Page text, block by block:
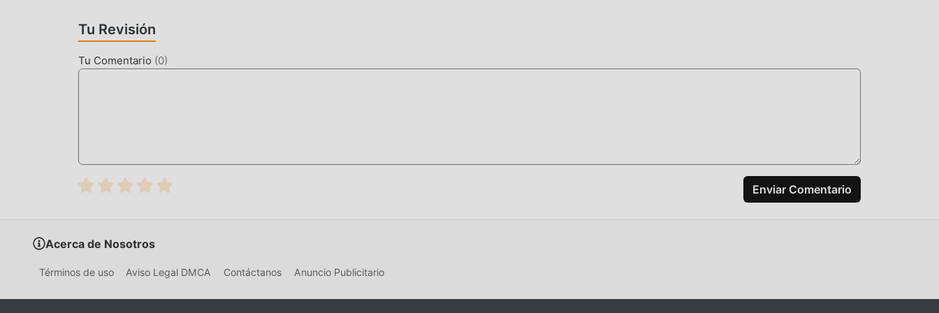
Tu Revisión
Tu Comentario (0)
Enviar Comentario
Acerca de Nosotros
Términos de uso Aviso Legal DMCA Contáctanos Anuncio Publicitario